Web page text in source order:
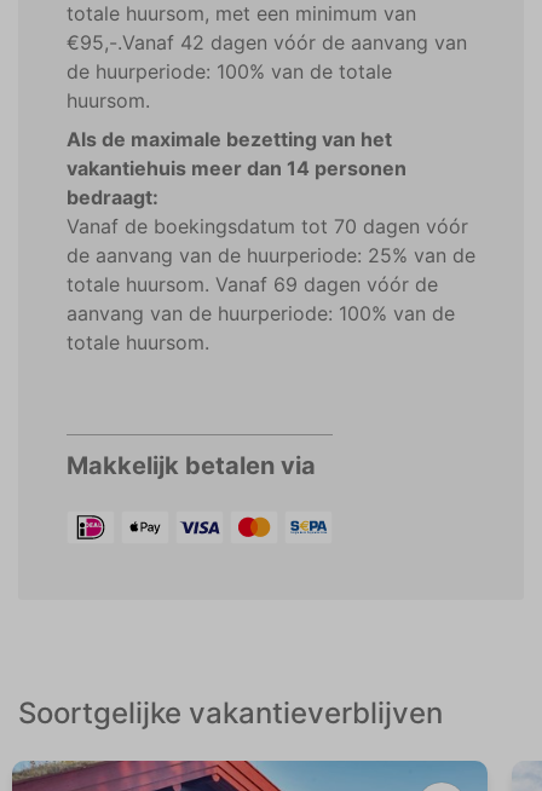
totale huursom, met een minimum van
€95,-.Vanaf 42 dagen vóór de aanvang van
de huurperiode: 100% van de totale
huursom.
Als de maximale bezetting van het
vakantiehuis meer dan 14 personen
bedraagt:
Vanaf de boekingsdatum tot 70 dagen vóór
de aanvang van de huurperiode: 25% van de
totale huursom. Vanaf 69 dagen vóór de
aanvang van de huurperiode: 100% van de
totale huursom.
Makkelijk betalen via
Soortgelijke vakantieverblijven